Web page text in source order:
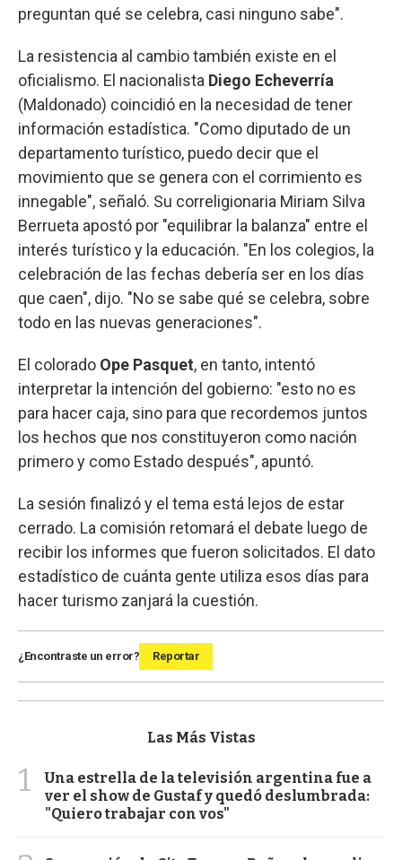
preguntan qué se celebra, casi ninguno sabe".
La resistencia al cambio también existe en el
oficialismo. El nacionalista Diego Echeverría
(Maldonado) coincidió en la necesidad de tener
información estadística. "Como diputado de un
departamento turístico, puedo decir que el
movimiento que se genera con el corrimiento es
innegable", señaló. Su correligionaria Miriam Silva
Berrueta apostó por "equilibrar la balanza" entre el
interés turístico y la educación. "En los colegios, la
celebración de las fechas debería ser en los días
que caen", dijo. "No se sabe qué se celebra, sobre
todo en las nuevas generaciones".
El colorado Ope Pasquet, en tanto, intentó
interpretar la intención del gobierno: "esto no es
para hacer caja, sino para que recordemos juntos
los hechos que nos constituyeron como nación
primero y como Estado después", apuntó.
La sesión finalizó y el tema está lejos de estar
cerrado. La comisión retomará el debate luego de
recibir los informes que fueron solicitados. El dato
estadístico de cuánta gente utiliza esos días para
hacer turismo zanjará la cuestión.
¿Encontraste un error? Reportar
Las Más Vistas
1
Una estrella de la televisión argentina fue a
ver el show de Gustaf y quedó deslumbrada:
"Quiero trabajar con vos"